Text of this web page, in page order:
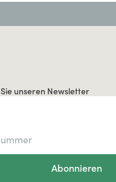
unseren Newsletter
Abonnieren